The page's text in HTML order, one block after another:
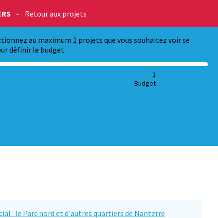
- Retour aux projets
au maximum 1 projets que vous souhaitez voir se
définir le budget.
1
Budget
: le Parc nord et d'autres quartiers de Nanterre